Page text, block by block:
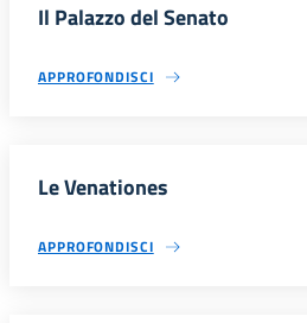
Il Palazzo del Senato
APPROFONDISCI
Le Venationes
APPROFONDISCI